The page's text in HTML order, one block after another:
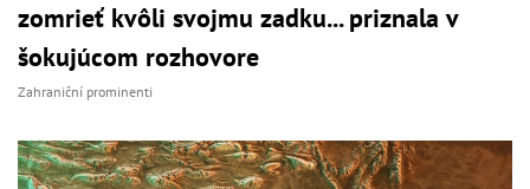
zomrieť kvôli svojmu zadku... priznala v
šokujúcom rozhovore
Zahraniční prominenti